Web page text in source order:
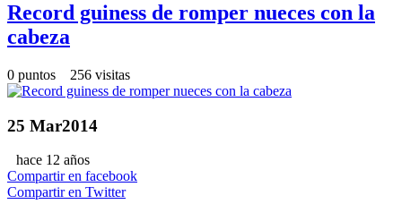
Record guiness de romper nueces con la
cabeza
0 puntos 256 visitas
25 Mar2014
hace 12 años
Compartir en facebook
Compartir en Twitter